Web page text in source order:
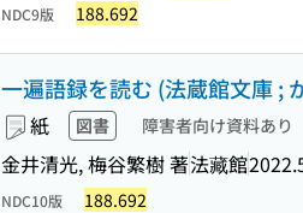
NDC9版 188.692
一遍語録を読む (法蔵館文庫 ;
紙 図書 障害者向け資料あり
金井清光, 梅谷繁樹 著法藏館
NDC10版 188.692